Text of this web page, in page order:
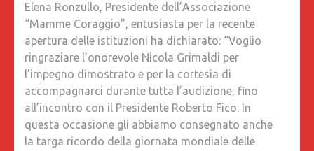
Elena Ronzullo, Presidente dell’Associazione
“Mamme Coraggio”, entusiasta per la recente
apertura delle istituzioni ha dichiarato: “Voglio
ringraziare l’onorevole Nicola Grimaldi per
l’impegno dimostrato e per la cortesia di
accompagnarci durante tutta l’audizione, fino
all’incontro con il Presidente Roberto Fico. In
questa occasione gli abbiamo consegnato anche
la targa ricordo della giornata mondiale delle